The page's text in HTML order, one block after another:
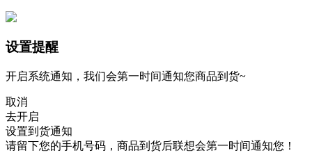
设置提醒
开启系统通知，我们会第一时间通知您商品到货~
取消
去开启
设置到货通知
请留下您的手机号码，商品到货后联想会第一时间通知您！